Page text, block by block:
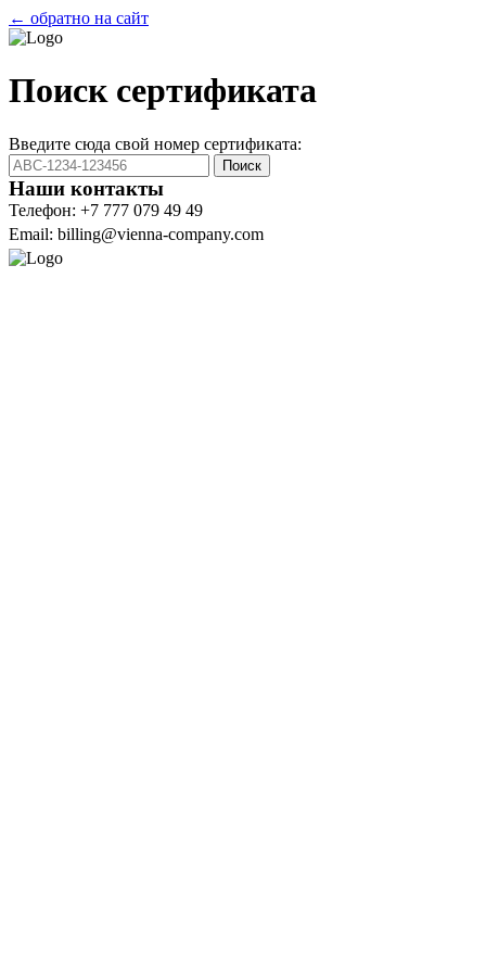
← обратно на сайт
Поиск сертификата
Введите сюда свой номер сертификата:
Поиск
Наши контакты
Телефон: +7 777 079 49 49
Email: billing@vienna-company.com